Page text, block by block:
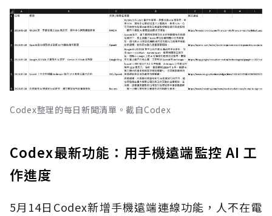
Codex整理的每日新聞清單。截自Codex
Codex最新功能：用手機遠端監控 AI 工
作進度
5月14日Codex新增手機遠端連線功能，人不在電